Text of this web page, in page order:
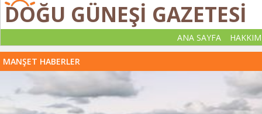
DOĞU GÜNEŞİ GAZETESİ
ANA SAYFA
MANŞET HABERLER